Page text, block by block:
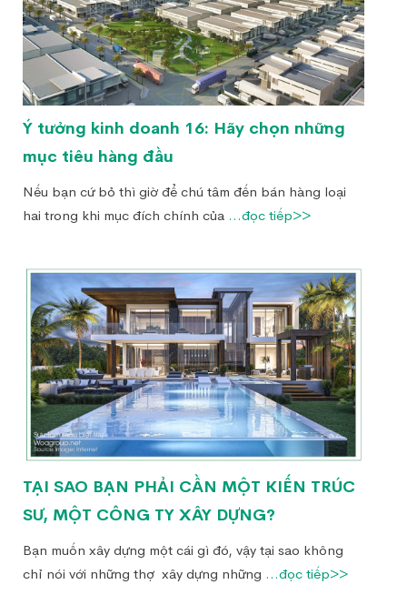
Ý tưởng kinh doanh 16: Hãy chọn những
mục tiêu hàng đầu
Nếu bạn cứ bỏ thì giờ để chú tâm đến bán hàng loại
hai trong khi mục đích chính của ...đọc tiếp>>
TẠI SAO BẠN PHẢI CẦN MỘT KIẾN TRÚC
SƯ, MỘT CÔNG TY XÂY DỰNG?
Bạn muốn xây dựng một cái gì đó, vậy tại sao không
chỉ nói với những thợ xây dựng những ...đọc tiếp>>